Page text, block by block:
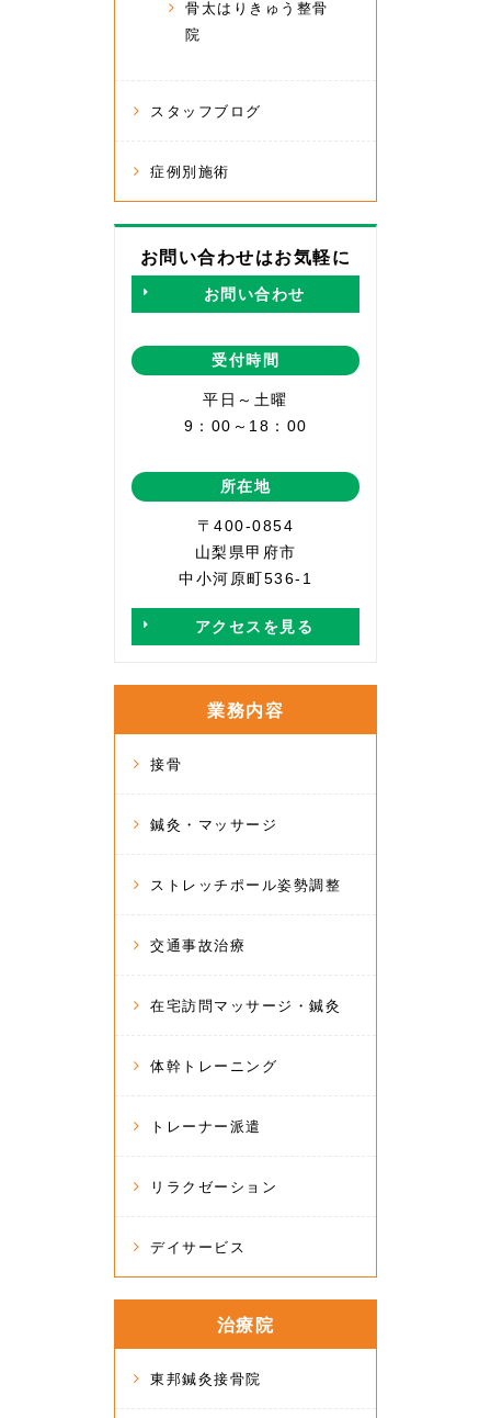
骨太はりきゅう整骨
院
スタッフブログ
症例別施術
お問い合わせはお気軽に
お問い合わせ
受付時間
平日～土曜
9：00～18：00
所在地
〒400-0854
山梨県甲府市
中小河原町536-1
アクセスを見る
業務内容
接骨
鍼灸・マッサージ
ストレッチポール姿勢調整
交通事故治療
在宅訪問マッサージ・鍼灸
体幹トレーニング
トレーナー派遣
リラクゼーション
デイサービス
治療院
東邦鍼灸接骨院